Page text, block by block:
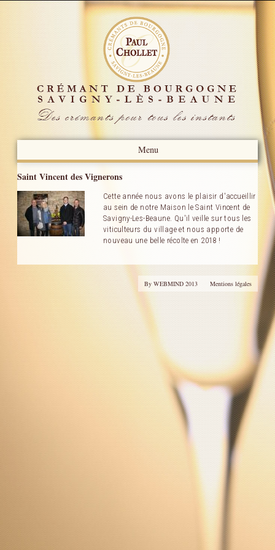
Menu
Actualités
Revue de presse
Nos Crémants
Le Caveau
Nous Contacter
Liens Utiles
Saint Vincent des Vignerons
Cette année nous avons le plaisir d'accueillir
au sein de notre Maison le Saint Vincent de
Savigny-Les-Beaune. Qu'il veille sur tous les
viticulteurs du village et nous apporte de
nouveau une belle récolte en 2018 !
Mentions légales
By WEBMIND 2013